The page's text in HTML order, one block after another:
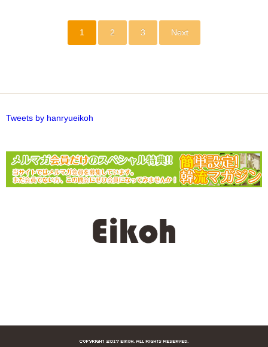
1 2 3 Next
Tweets by hanryueikoh